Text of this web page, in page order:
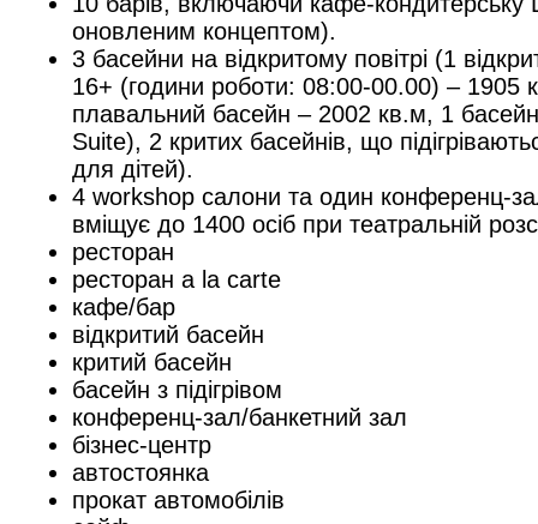
оновленим концептом).
3 басейни на відкритому повітрі (1
16+ (години роботи: 08:00-00.00) – 1905
плавальний басейн – 2002 кв.м, 1
Suite), 2 критих басейнів, що
для дітей).
4 workshop салони та один конференц-
вміщує до 1400 осіб при театральній
ресторан
ресторан a la carte
кафе/бар
відкритий басейн
критий басейн
басейн з підігрівом
конференц-зал/банкетний зал
бізнес-центр
автостоянка
прокат автомобілів